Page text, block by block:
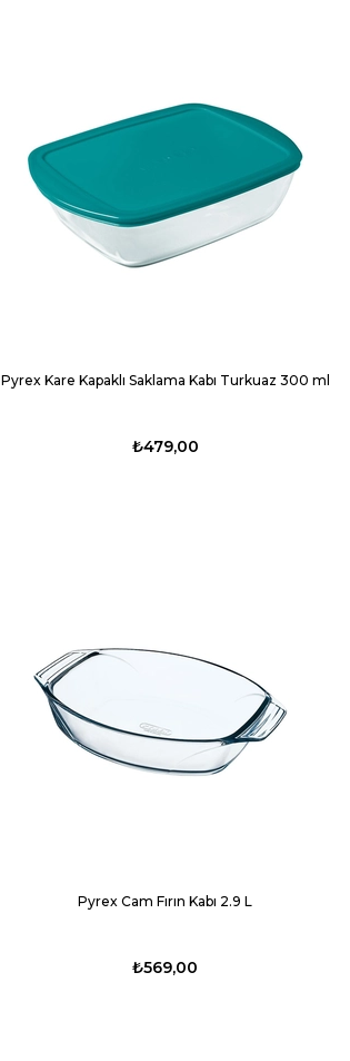
Pyrex Kare Kapaklı Saklama Kabı Turkuaz 300 ml
₺479,00
Pyrex Cam Fırın Kabı 2.9 L
₺569,00